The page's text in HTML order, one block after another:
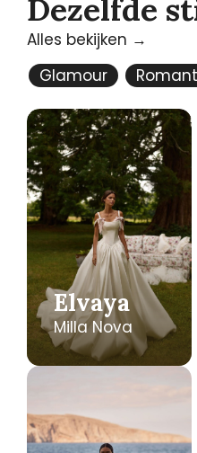
Dezelfde
Alles bekijken →
Glamour
Elvaya
Milla Nova